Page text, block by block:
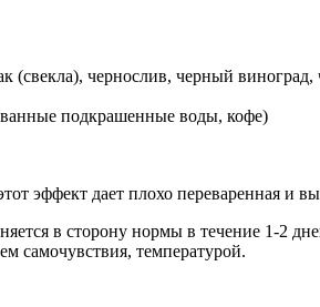
(свекла), чернослив, черный виноград,
подкрашенные воды, кофе)
эффект дает плохо переваренная и
в сторону нормы в течение 1-2
самочувствия, температурой.